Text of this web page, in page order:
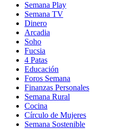
Semana Play
Semana TV
Dinero
Arcadia
Soho
in
new
window
Fucsia
in
new
window
4 Patas
Educación
Foros Semana
Finanzas Personales
Semana Rural
Cocina
Círculo de Mujeres
Semana Sostenible